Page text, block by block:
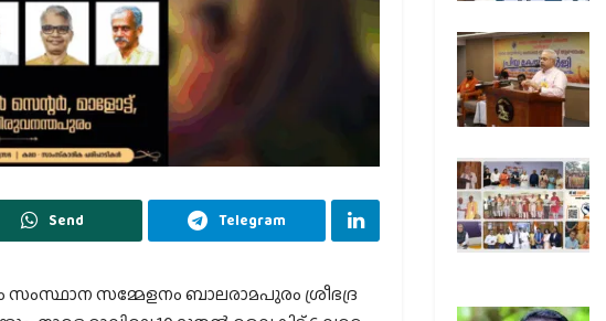
Send Telegram
സമ്മേളനം ബാലരാമപുരം ശ്രീഭദ്ര